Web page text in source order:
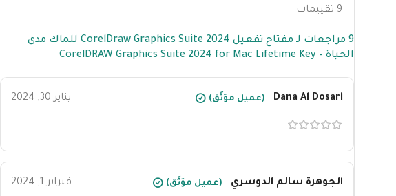
9 تقييمات
9 مراجعات لـ
مفتاح تفعيل CorelDraw Graphics Suite 2024 للماك مدى
الحياة – CorelDRAW Graphics Suite 2024 for Mac Lifetime Key
Dana Al Dosari (عميل موَثَّق) يناير 30, 2024
الجوهرة سالم الدوسري (عميل موَثَّق) فبراير 1, 2024